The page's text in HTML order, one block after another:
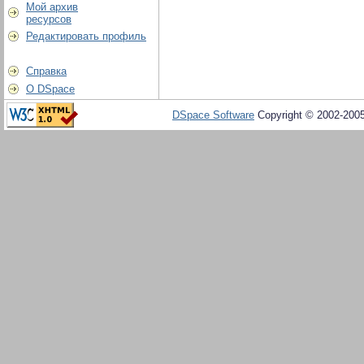
Мой архив
ресурсов
Редактировать профиль
Справка
О DSpace
DSpace Software Copyright © 2002-